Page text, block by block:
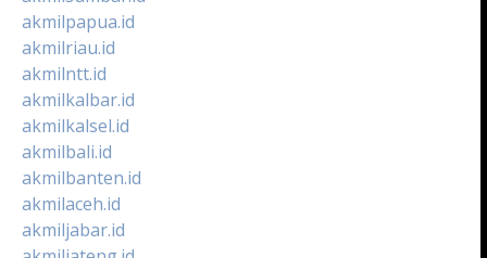
akmilpapua.id
akmilriau.id
akmilntt.id
akmilkalbar.id
akmilkalsel.id
akmilbali.id
akmilbanten.id
akmilaceh.id
akmiljabar.id